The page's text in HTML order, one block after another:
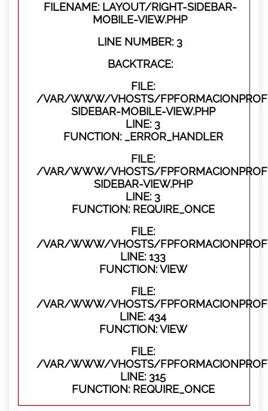
FILENAME: LAYOUT/RIGHT-SIDEBAR-
MOBILE-VIEW.PHP
LINE NUMBER: 3
BACKTRACE:
FILE:
/VAR/WWW/VHOSTS/
SIDEBAR-MOBILE-VIEW.PHP
LINE: 3
FUNCTION: _ERROR_HANDLER
FILE:
/VAR/WWW/VHOSTS/
SIDEBAR-VIEW.PHP
LINE: 3
FUNCTION: REQUIRE_ONCE
FILE:
/VAR/WWW/VHOSTS/
LINE: 133
FUNCTION: VIEW
FILE:
/VAR/WWW/VHOSTS/
LINE: 434
FUNCTION: VIEW
FILE:
/VAR/WWW/VHOSTS/
LINE: 315
FUNCTION: REQUIRE_ONCE